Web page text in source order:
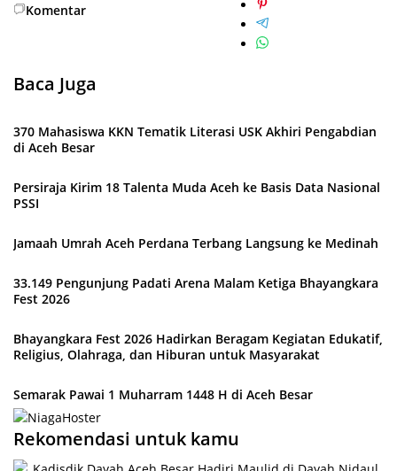
Komentar
Baca Juga
370 Mahasiswa KKN Tematik Literasi USK Akhiri Pengabdian
di Aceh Besar
Persiraja Kirim 18 Talenta Muda Aceh ke Basis Data Nasional
PSSI
Jamaah Umrah Aceh Perdana Terbang Langsung ke Medinah
33.149 Pengunjung Padati Arena Malam Ketiga Bhayangkara
Fest 2026
Bhayangkara Fest 2026 Hadirkan Beragam Kegiatan Edukatif,
Religius, Olahraga, dan Hiburan untuk Masyarakat
Semarak Pawai 1 Muharram 1448 H di Aceh Besar
Rekomendasi untuk kamu